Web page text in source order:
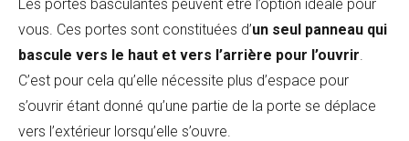
Les portes basculantes peuvent être l’option idéale pour
vous. Ces portes sont constituées d’un seul panneau qui
bascule vers le haut et vers l’arrière pour l’ouvrir.
C’est pour cela qu’elle nécessite plus d’espace pour
s’ouvrir étant donné qu’une partie de la porte se déplace
vers l’extérieur lorsqu’elle s’ouvre.